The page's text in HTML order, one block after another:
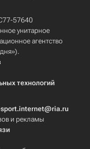
57640
унитарное
агентство
технологий
и рекламы